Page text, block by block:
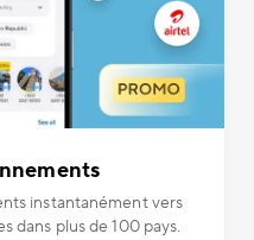
instantanément vers
dans plus de 100 pays.